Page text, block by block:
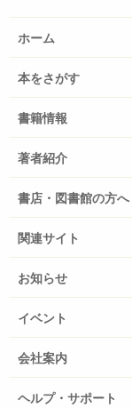
ホーム
本をさがす
書籍情報
著者紹介
書店・図書館の方へ
関連サイト
お知らせ
イベント
会社案内
ヘルプ・サポート